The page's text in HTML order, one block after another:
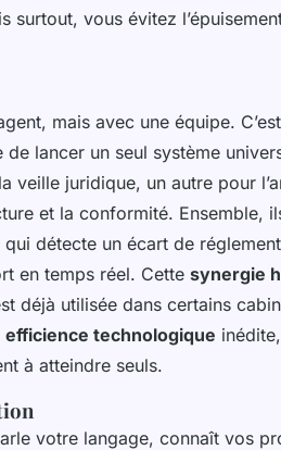
surtout, vous évitez
mais avec une équipe.
de lancer un seul système
veille juridique, un autre pour
et la conformité. Ensemble,
détecte un écart de
en temps réel. Cette synergie
déjà utilisée dans certains
efficience technologique
à atteindre seuls.
votre langage, connaît vos